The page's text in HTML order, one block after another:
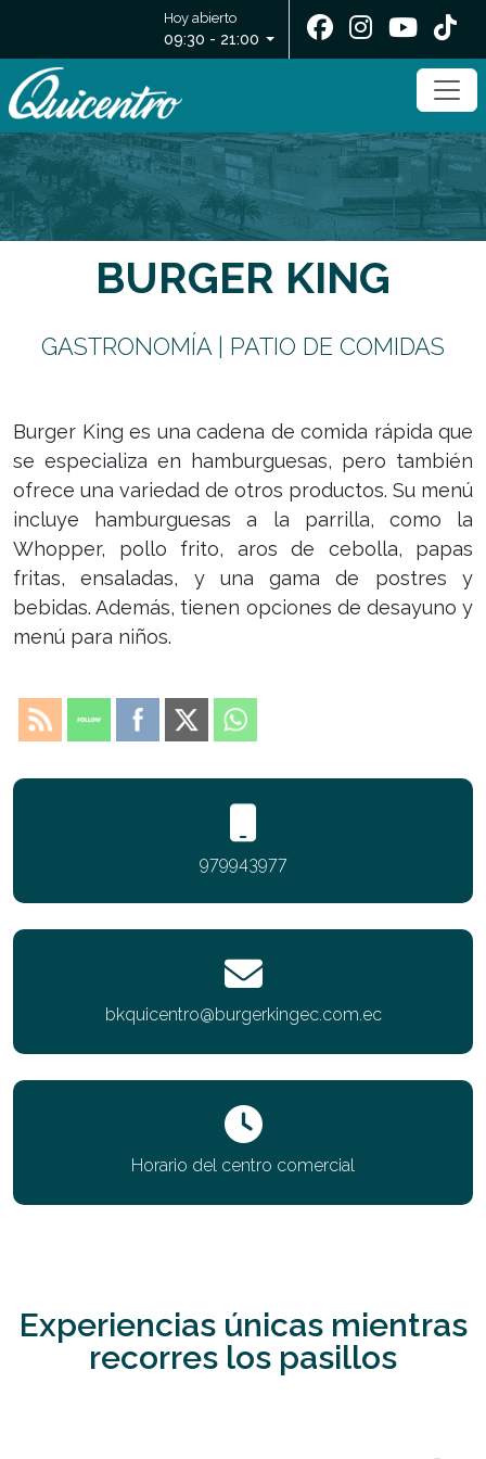
Hoy abierto
09:30 - 21:00
BURGER KING
GASTRONOMÍA | PATIO DE COMIDAS
Burger King es una cadena de comida rápida que
se especializa en hamburguesas, pero también
ofrece una variedad de otros productos. Su menú
incluye hamburguesas a la parrilla, como la
Whopper, pollo frito, aros de cebolla, papas
fritas, ensaladas, y una gama de postres y
bebidas. Además, tienen opciones de desayuno y
menú para niños.
979943977
bkquicentro@burgerkingec.com.ec
Horario del centro comercial
Experiencias únicas mientras
recorres los pasillos